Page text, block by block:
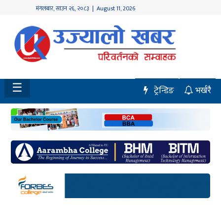
मंगलबार,साउन २६, २०८३ | August 11, 2026
होमपेज
नवलपुर
विशेष
मध्य
नेपाल
चितवन
सेरोफेरो
समाचार
☰ भर्खरै
ट्रेन्डिङ